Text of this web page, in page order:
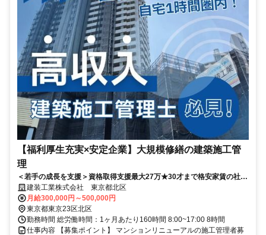
【福利厚生充実×安定企業】大規模修繕の建築施工管
理
＜若手の成長を支援＞資格取得支援最大27万★30才まで格安家賃の社宅
★研修あり
建装工業株式会社 東京都北区
月給300,000円～500,000円
東京都東京23区北区
勤務時間 総労働時間：1ヶ月あたり160時間 8:00~17:00 8時間
仕事内容 【募集ポイント】 マンションリニューアルの施工管理者募